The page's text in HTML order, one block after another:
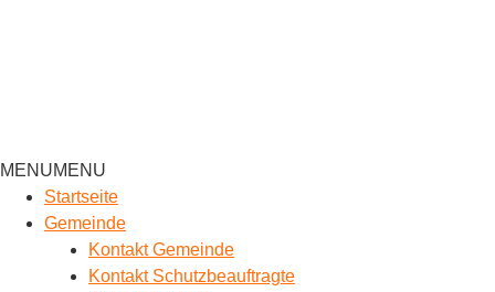
MENUMENU
Startseite
Gemeinde
Kontakt Gemeinde
Kontakt Schutzbeauftragte